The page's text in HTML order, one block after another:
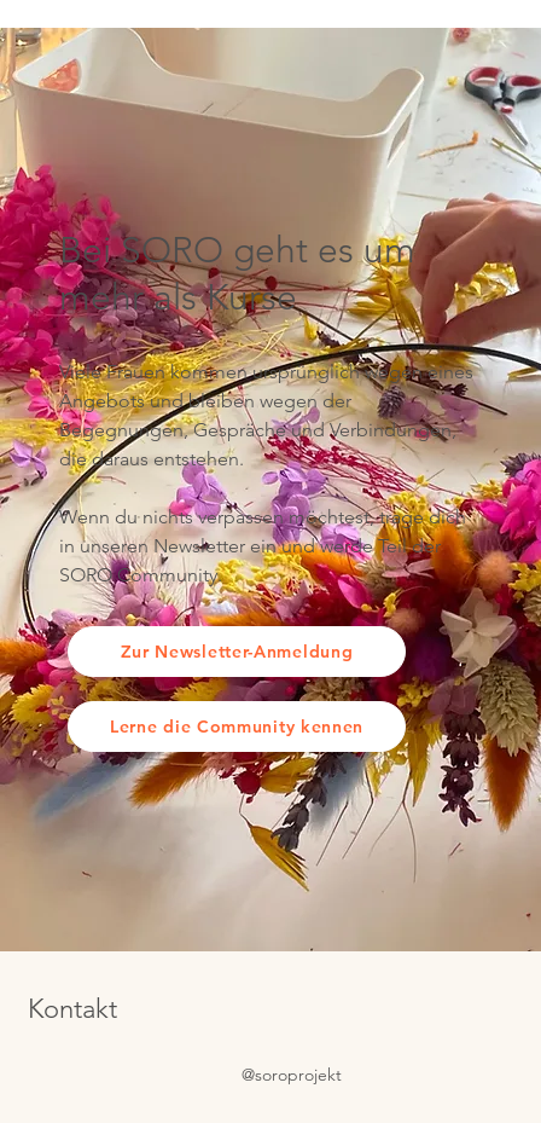
Bei SORO geht es um
mehr als Kurse
Viele Frauen kommen ursprünglich wegen eines
Angebots und bleiben wegen der
Begegnungen, Gespräche und Verbindungen,
die daraus entstehen.
Wenn du nichts verpassen möchtest, trage dich
in unseren Newsletter ein und werde Teil der
SORO Community.
Zur Newsletter-Anmeldung
Lerne die Community kennen
Kontakt
@soroprojekt